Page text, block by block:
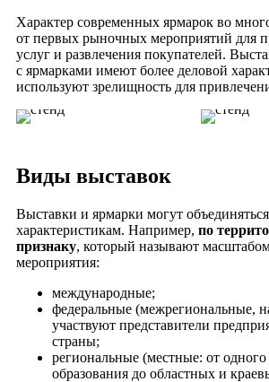
Характер современных ярмарок во
от первых рыночных мероприятий для
услуг и развлечения покупателей.
с ярмарками имеют более деловой
используют зрелищность для
Виды выставок
Выставки и ярмарки могут
характеристикам. Например, по
признаку, который называют
мероприятия:
международные;
федеральные (межрегиональные,
участвуют представители
страны;
региональные (местные: от
образования до областных и